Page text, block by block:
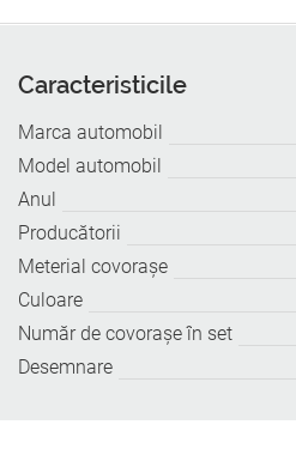
Caracteristicile
Marca automobil
Model automobil
Anul
Producătorii
Meterial covoraşe
Culoare
Număr de covoraşe în set
Desemnare